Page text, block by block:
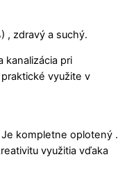
, zdravý a suchý.
kanalizácia pri
využite v
kompletne oplotený .
využitia vďaka